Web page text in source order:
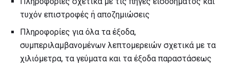
τυχόν επιστροφές ή αποζημιώσεις
Πληροφορίες για όλα τα έξοδα,
συμπεριλαμβανομένων λεπτομερειών σχετικά με τα
χιλιόμετρα, τα γεύματα και τα έξοδα παραστάσεως